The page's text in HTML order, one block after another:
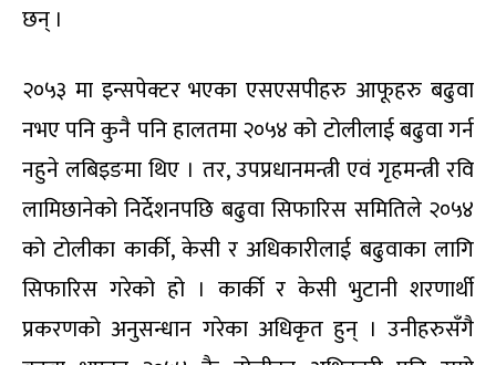
छन् ।
२०५३ मा इन्सपेक्टर भएका एसएसपीहरु आफूहरु बढुवा
नभए पनि कुनै पनि हालतमा २०५४ को टोलीलाई बढुवा गर्न
नहुने लबिइङमा थिए । तर, उपप्रधानमन्त्री एवं गृहमन्त्री रवि
लामिछानेको निर्देशनपछि बढुवा सिफारिस समितिले २०५४
को टोलीका कार्की, केसी र अधिकारीलाई बढुवाका लागि
सिफारिस गरेको हो । कार्की र केसी भुटानी शरणार्थी
प्रकरणको अनुसन्धान गरेका अधिकृत हुन् । उनीहरुसँगै